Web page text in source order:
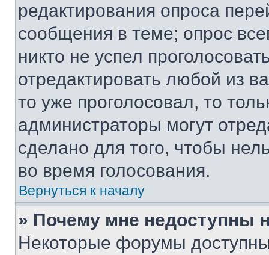
редактирования опроса
сообщения в теме; опрос
никто не успел
отредактировать любой из
то уже проголосовал, то
администраторы могут
сделано для того, чтобы
во время голосования.
Вернуться к началу
» Почему мне недоступны
Некоторые форумы